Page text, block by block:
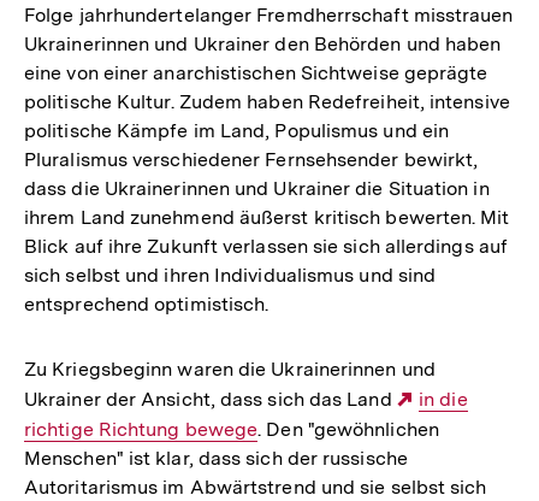
Folge jahrhundertelanger Fremdherrschaft misstrauen
Ukrainerinnen und Ukrainer den Behörden und haben
eine von einer anarchistischen Sichtweise geprägte
politische Kultur. Zudem haben Redefreiheit, intensive
politische Kämpfe im Land, Populismus und ein
Pluralismus verschiedener Fernsehsender bewirkt,
dass die Ukrainerinnen und Ukrainer die Situation in
ihrem Land zunehmend äußerst kritisch bewerten. Mit
Blick auf ihre Zukunft verlassen sie sich allerdings auf
sich selbst und ihren Individualismus und sind
entsprechend optimistisch.
Zu Kriegsbeginn waren die Ukrainerinnen und
Ukrainer der Ansicht, dass sich das Land
Externer
Link:
in die
richtige Richtung bewege. Den "gewöhnlichen
Menschen" ist klar, dass sich der russische
Autoritarismus im Abwärtstrend und sie selbst sich